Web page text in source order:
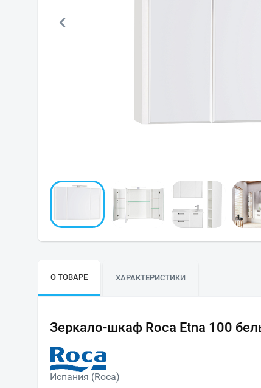
О ТОВАРЕ ХАРАКТЕРИСТИКИ
Зеркало-шкаф Roca Etna 100
Испания (Roca)